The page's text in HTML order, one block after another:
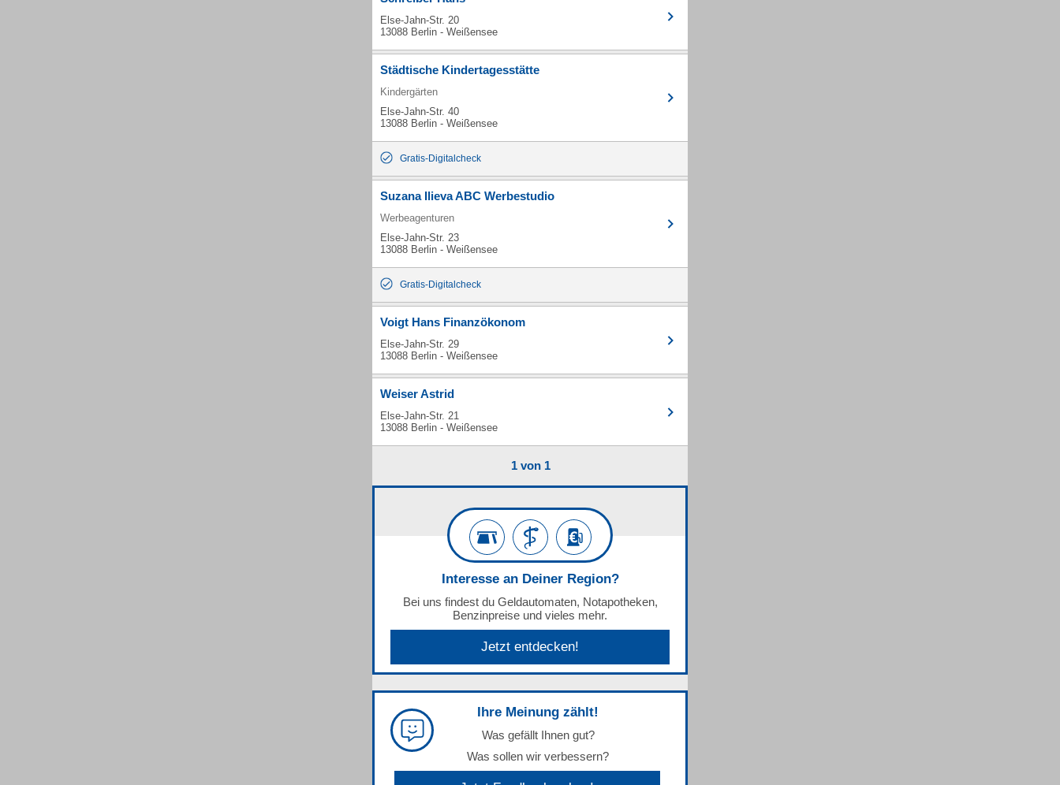
Else-Jahn-Str. 20
13088 Berlin - Weißensee
Städtische Kindertagesstätte
Kindergärten
Else-Jahn-Str. 40
13088 Berlin - Weißensee
Gratis-Digitalcheck
Suzana Ilieva ABC Werbestudio
Werbeagenturen
Else-Jahn-Str. 23
13088 Berlin - Weißensee
Gratis-Digitalcheck
Voigt Hans Finanzökonom
Else-Jahn-Str. 29
13088 Berlin - Weißensee
Weiser Astrid
Else-Jahn-Str. 21
13088 Berlin - Weißensee
1 von 1
Interesse an Deiner Region?
Bei uns findest du Geldautomaten, Notapotheken,
Benzinpreise und vieles mehr.
Jetzt entdecken!
Ihre Meinung zählt!
Was gefällt Ihnen gut?
Was sollen wir verbessern?